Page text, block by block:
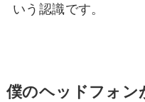
いう認識です。
僕のヘッドフォン